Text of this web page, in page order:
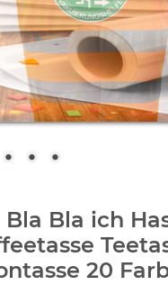
Bla Bla ich
20